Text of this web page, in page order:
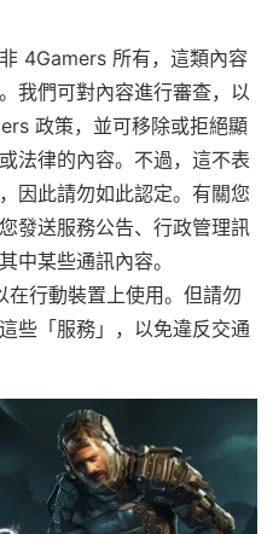
4Gamers 所有，這類內容
我們可對內容進行審查，以
政策，並可移除或拒絕顯
法律的內容。不過，這不表
因此請勿如此認定。有關您
發送服務公告、行政管理訊
中某些通訊內容。
行動裝置上使用。但請勿
些「服務」，以免違反交通